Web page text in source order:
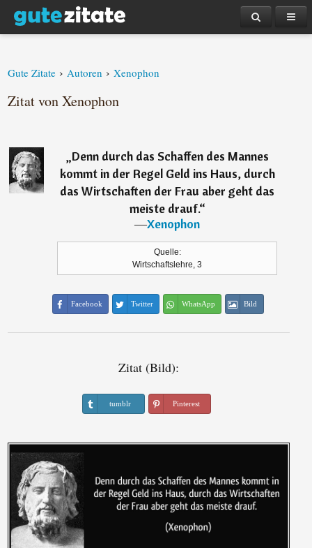
Gute Zitate › Autoren › Xenophon
Zitat von Xenophon
„Denn durch das Schaffen des Mannes
kommt in der Regel Geld ins Haus, durch
das Wirtschaften der Frau aber geht das
meiste drauf.“
―Xenophon
Quelle:
Wirtschaftslehre, 3
Facebook Twitter WhatsApp Bild
Zitat (Bild):
tumblr Pinterest